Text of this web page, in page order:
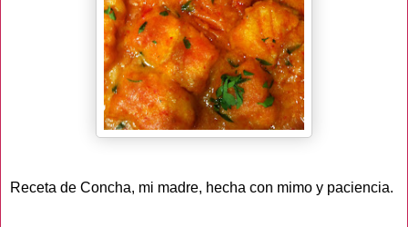
Receta de Concha, mi madre, hecha con mimo y paciencia.